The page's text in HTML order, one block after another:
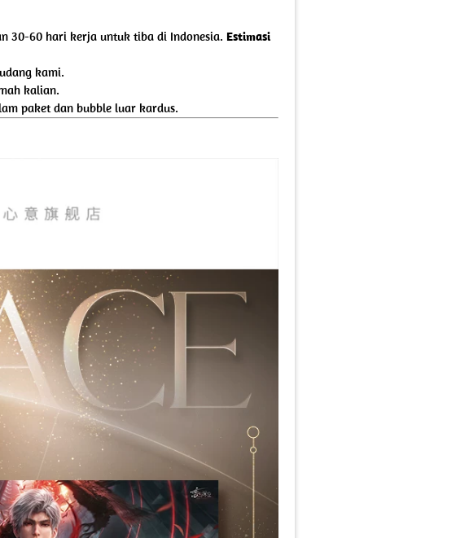
30-60 hari kerja untuk tiba di Indonesia. Estimasi
kami.
kalian.
paket dan bubble luar kardus.